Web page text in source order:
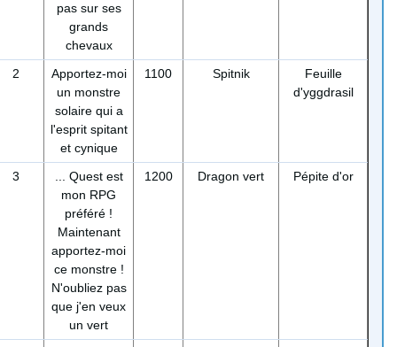
pas sur ses
grands
chevaux
2
Apportez-moi
un monstre
solaire qui a
l'esprit spitant
et cynique
1100 Spitnik
Feuille
d'yggdrasil
3
... Quest est
mon RPG
préféré !
Maintenant
apportez-moi
ce monstre !
N'oubliez pas
que j'en veux
un vert
1200 Dragon vert Pépite d'or